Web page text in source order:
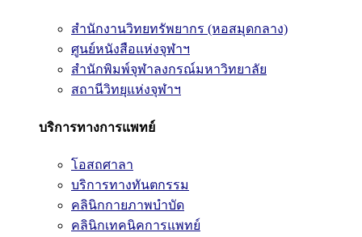
สำนักงานวิทยทรัพยากร (หอสมุดกลาง)
ศูนย์หนังสือแห่งจุฬาฯ
สำนักพิมพ์จุฬาลงกรณ์มหาวิทยาลัย
สถานีวิทยุแห่งจุฬาฯ
บริการทางการแพทย์
โอสถศาลา
บริการทางทันตกรรม
คลินิกกายภาพบำบัด
คลินิกเทคนิคการแพทย์